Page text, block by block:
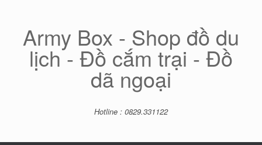
Army Box - Shop đồ du
lịch - Đồ cắm trại - Đồ
dã ngoại
Hotline : 0829.331122